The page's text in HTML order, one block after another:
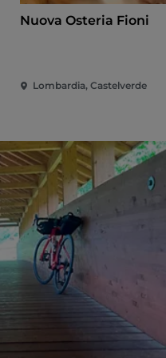
Nuova Osteria Fioni
Lombardia, Castelverde